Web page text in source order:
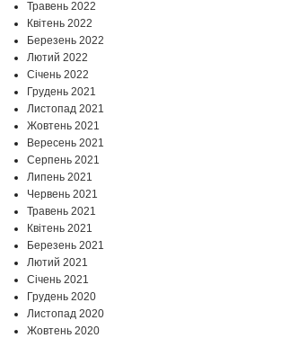
Травень 2022
Квітень 2022
Березень 2022
Лютий 2022
Січень 2022
Грудень 2021
Листопад 2021
Жовтень 2021
Вересень 2021
Серпень 2021
Липень 2021
Червень 2021
Травень 2021
Квітень 2021
Березень 2021
Лютий 2021
Січень 2021
Грудень 2020
Листопад 2020
Жовтень 2020